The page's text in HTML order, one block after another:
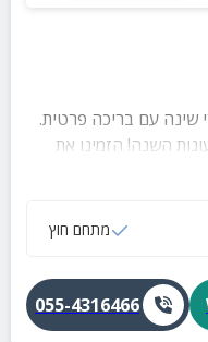
לוילה עם 3 חדרי שינה עם בריכה פרטית.
השנה! הזמינו את
מתחם חוץ
055-4316466